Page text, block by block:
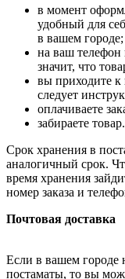
в момент
удобный для
в вашем городе;
на ваш телефон
значит, что
вы приходите к
следует
оплачиваете
забираете товар.
Срок хранения в
аналогичный срок.
время хранения
номер заказа и
Почтовая доставка
Если в вашем городе
постаматы, то вы